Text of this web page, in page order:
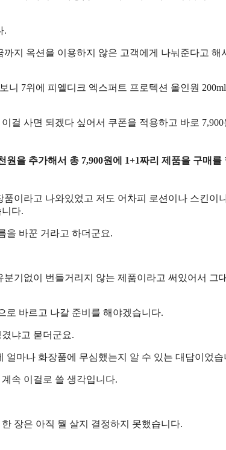
.
지 옥션을 이용하지 않은 고객에게 나눠준다고 해
니 7위에 피엘디크 엑스퍼트 프로텍션 올인원
걸 사면 되겠다 싶어서 쿠폰을 적용하고 바로 7,900
을 추가해서 총 7,900원에 1+1짜리 제품을 구매를
이라고 나와있었고 저도 어차피 로션이나 스킨이
다.
을 바꾼 거라고 하더군요.
기없이 번들거리지 않는 제품이라고 써있어서 그
로 바르고 나갈 준비를 해야겠습니다.
냐고 묻더군요.
마나 화장품에 무심했는지 알 수 있는 대답이었습
속 이걸로 쓸 생각입니다.
장은 아직 뭘 살지 결정하지 못했습니다.